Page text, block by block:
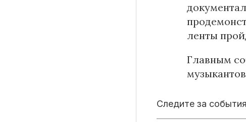
ленты
Главным
Следите за